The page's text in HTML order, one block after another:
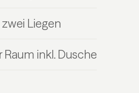
Liegen
Raum inkl. Dusche